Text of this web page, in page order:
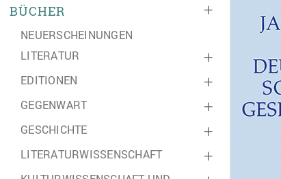
+
BÜCHER
NEUERSCHEINUNGEN
+
LITERATUR
+
EDITIONEN
+
GEGENWART
+
GESCHICHTE
+
LITERATURWISSENSCHAFT